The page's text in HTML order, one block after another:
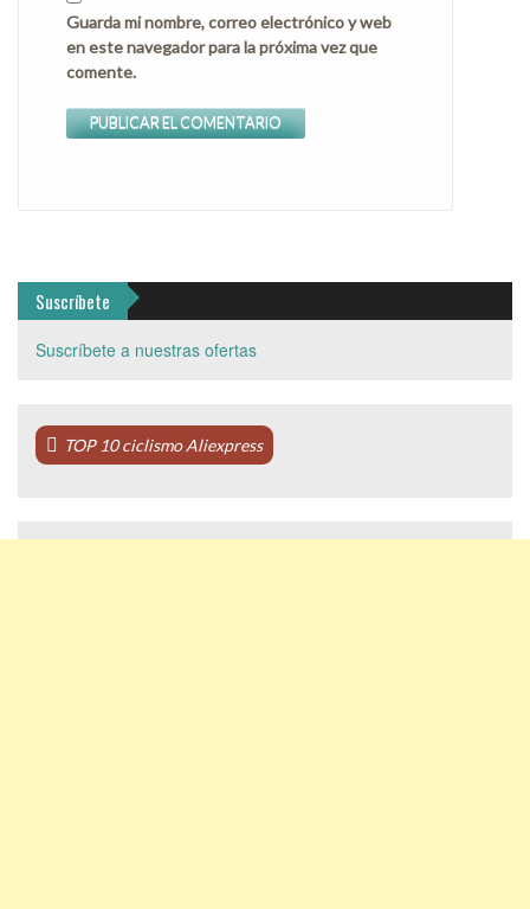
Guarda mi nombre, correo electrónico y web
en este navegador para la próxima vez que
comente.
Suscríbete
Suscríbete a nuestras ofertas
TOP 10 ciclismo Aliexpress